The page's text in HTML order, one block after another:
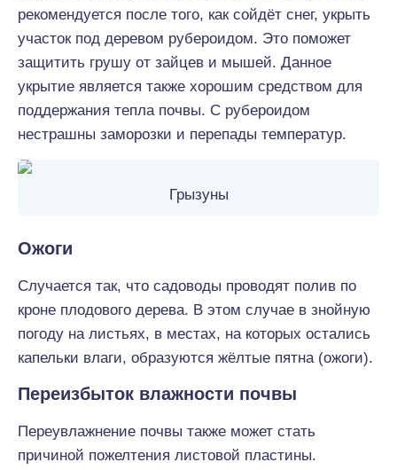
рекомендуется после того, как сойдёт снег, укрыть
участок под деревом рубероидом. Это поможет
защитить грушу от зайцев и мышей. Данное
укрытие является также хорошим средством для
поддержания тепла почвы. С рубероидом
нестрашны заморозки и перепады температур.
Грызуны
Ожоги
Случается так, что садоводы проводят полив по
кроне плодового дерева. В этом случае в знойную
погоду на листьях, в местах, на которых остались
капельки влаги, образуются жёлтые пятна (ожоги).
Переизбыток влажности почвы
Переувлажнение почвы также может стать
причиной пожелтения листовой пластины.